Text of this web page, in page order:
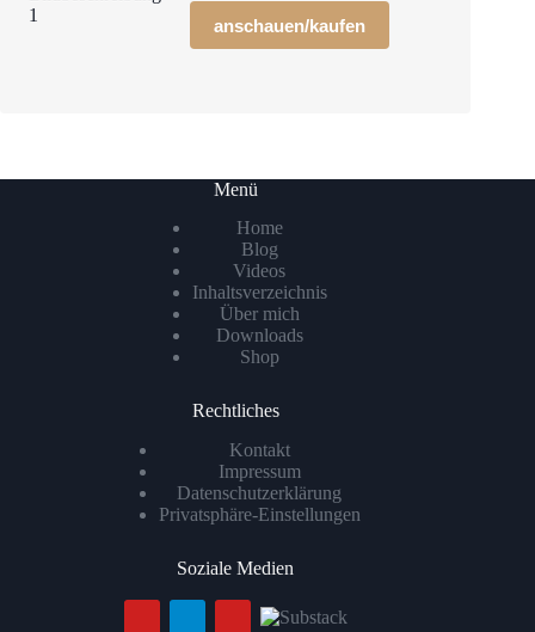
anschauen/kaufen
Menü
Home
Blog
Videos
Inhaltsverzeichnis
Über mich
Downloads
Shop
Rechtliches
Kontakt
Impressum
Datenschutzerklärung
Privatsphäre-Einstellungen
Soziale Medien